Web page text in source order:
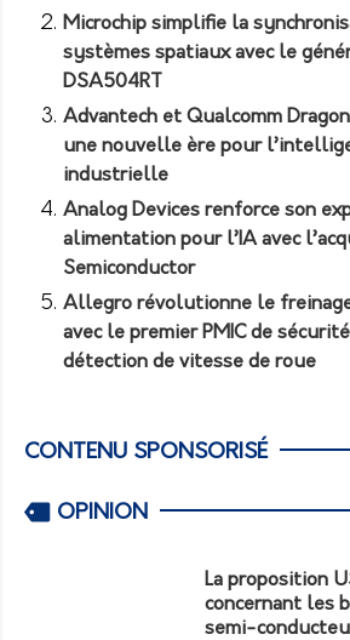
Microchip simplifie la
systèmes spatiaux avec le
DSA504RT
Advantech et Qualcomm
une nouvelle ère pour
industrielle
Analog Devices renforce son
alimentation pour l’IA avec
Semiconductor
Allegro révolutionne le
avec le premier PMIC de
détection de vitesse de roue
CONTENU SPONSORISÉ
OPINION
La proposition
concernant les
semi-